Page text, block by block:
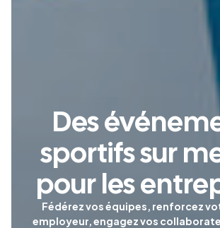
Des
sportifs sur
pour les
Fédérez vos équipes, renforcez
employeur, engagez vos